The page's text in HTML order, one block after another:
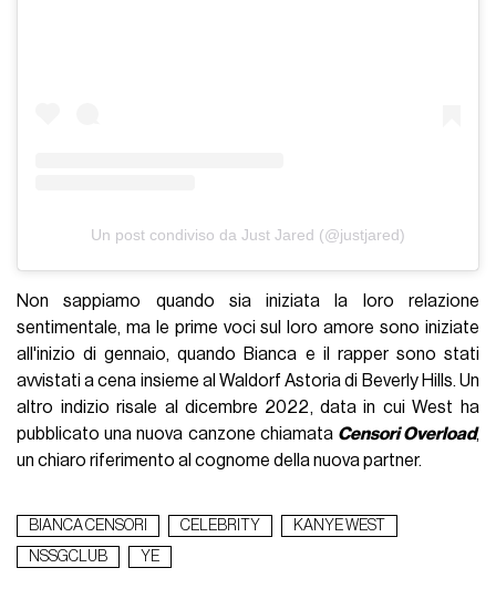
Un post condiviso da Just Jared (@justjared)
Non sappiamo quando sia iniziata la loro relazione
sentimentale, ma le prime voci sul loro amore sono iniziate
all'inizio di gennaio, quando Bianca e il rapper sono stati
avvistati a cena insieme al Waldorf Astoria di Beverly Hills. Un
altro indizio risale al dicembre 2022, data in cui West ha
pubblicato una nuova canzone chiamata Censori Overload,
un chiaro riferimento al cognome della nuova partner.
BIANCA CENSORI CELEBRITY
KANYE WEST
NSSGCLUB
YE